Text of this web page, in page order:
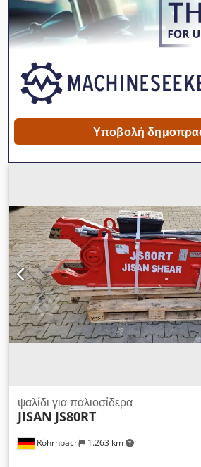
Υποβολή
Röhrnbach 1.263 km
ψαλίδι για παλιοσίδερα
JISAN JS80RT